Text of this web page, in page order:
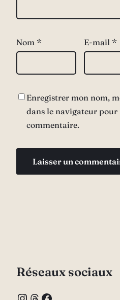
Nom * E-mail *
Enregistrer mon nom,
dans le navigateur
commentaire.
Réseaux sociaux